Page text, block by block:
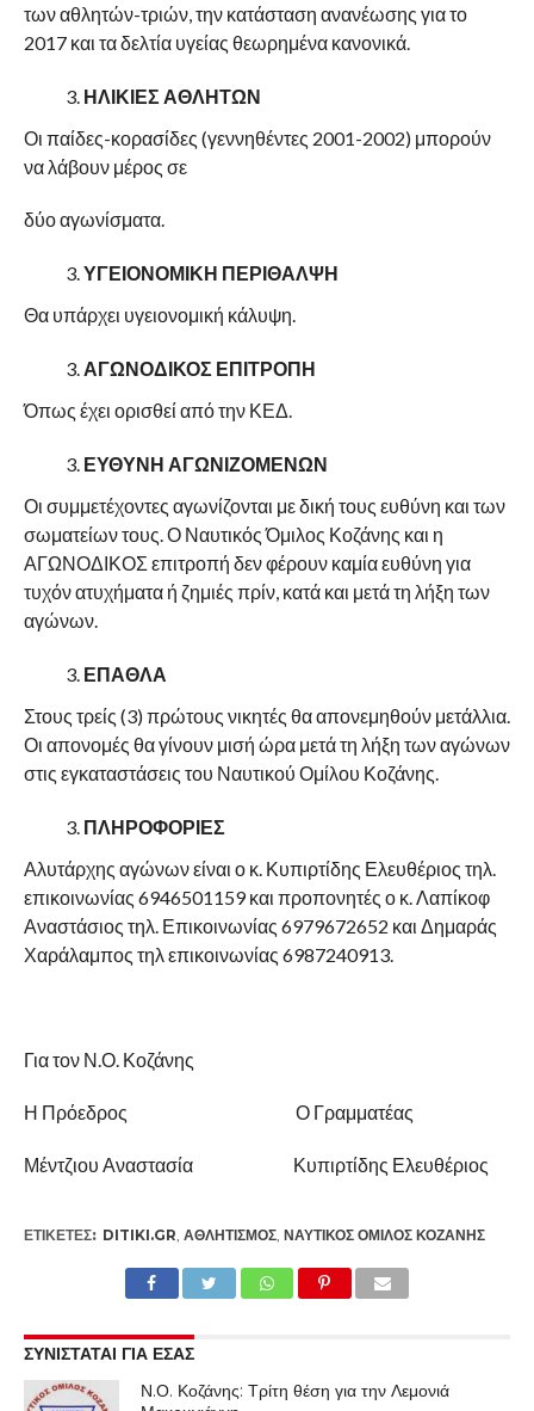
των αθλητών-τριών, την κατάσταση ανανέωσης για το
2017 και τα δελτία υγείας θεωρημένα κανονικά.
ΗΛΙΚΙΕΣ ΑΘΛΗΤΩΝ
Οι παίδες-κορασίδες (γεννηθέντες 2001-2002) μπορούν
να λάβουν μέρος σε
δύο αγωνίσματα.
ΥΓΕΙΟΝΟΜΙΚΗ ΠΕΡΙΘΑΛΨΗ
Θα υπάρχει υγειονομική κάλυψη.
ΑΓΩΝΟΔΙΚΟΣ ΕΠΙΤΡΟΠΗ
Όπως έχει ορισθεί από την ΚΕΔ.
ΕΥΘΥΝΗ ΑΓΩΝΙΖΟΜΕΝΩΝ
Οι συμμετέχοντες αγωνίζονται με δική τους ευθύνη και των
σωματείων τους. Ο Ναυτικός Όμιλος Κοζάνης και η
ΑΓΩΝΟΔΙΚΟΣ επιτροπή δεν φέρουν καμία ευθύνη για
τυχόν ατυχήματα ή ζημιές πρίν, κατά και μετά τη λήξη των
αγώνων.
ΕΠΑΘΛΑ
Στους τρείς (3) πρώτους νικητές θα απονεμηθούν μετάλλια.
Οι απονομές θα γίνουν μισή ώρα μετά τη λήξη των αγώνων
στις εγκαταστάσεις του Ναυτικού Ομίλου Κοζάνης.
ΠΛΗΡΟΦΟΡΙΕΣ
Αλυτάρχης αγώνων είναι ο κ. Κυπιρτίδης Ελευθέριος τηλ.
επικοινωνίας 6946501159 και προπονητές ο κ. Λαπίκοφ
Αναστάσιος τηλ. Επικοινωνίας 6979672652 και Δημαράς
Χαράλαμπος τηλ επικοινωνίας 6987240913.
Για τον Ν.Ο. Κοζάνης
Η Πρόεδρος Ο Γραμματέας
Μέντζιου Αναστασία Κυπιρτίδης Ελευθέριος
ΕΤΙΚΕΤΕΣ: DITIKI.GR ΑΘΛΗΤΙΣΜΌΣ, ΝΑΥΤΙΚΌΣ ΌΜΙΛΟΣ ΚΟΖΆΝΗΣ
ΣΥΝΙΣΤΑΤΑΙ ΓΙΑ ΕΣΑΣ
Ν.Ο. Κοζάνης: Τρίτη θέση για την Λεμονιά